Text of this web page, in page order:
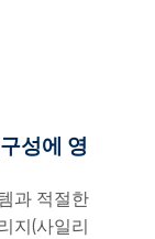
성에 영
과 적절한
지(사일리